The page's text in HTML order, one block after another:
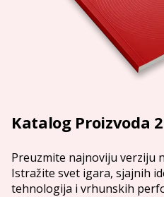
Katalog Proizvoda
Preuzmite najnoviju verziju
Istražite svet igara, sjajnih
tehnologija i vrhunskih